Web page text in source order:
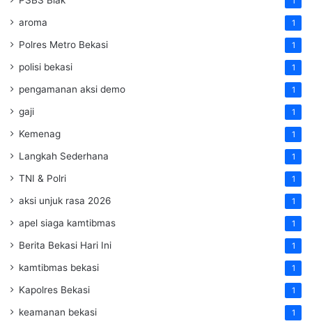
aroma 1
Polres Metro Bekasi 1
polisi bekasi 1
pengamanan aksi demo 1
gaji 1
Kemenag 1
Langkah Sederhana 1
TNI & Polri 1
aksi unjuk rasa 2026 1
apel siaga kamtibmas 1
Berita Bekasi Hari Ini 1
kamtibmas bekasi 1
Kapolres Bekasi 1
keamanan bekasi 1